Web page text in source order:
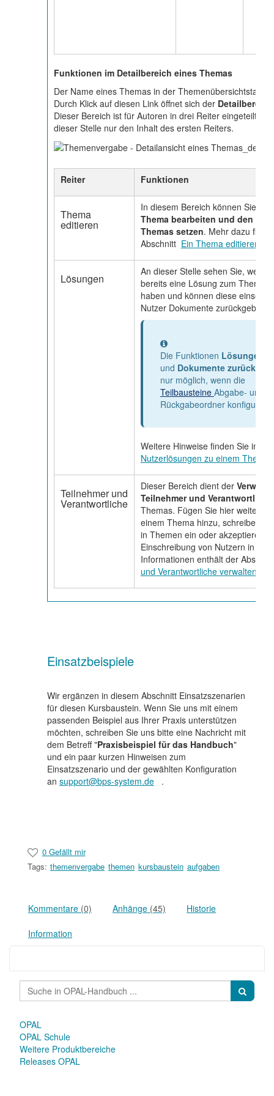
Funktionen im Detailbereich eines Themas
Der Name eines Themas in der
Durch Klick auf diesen Link öffnet sich der
Dieser Bereich ist für Autoren in drei Reiter eingeteilt.
dieser Stelle nur den Inhalt des ersten Reiters.
Reiter Funktionen
Thema
editieren
In diesem Bereich können Sie
Thema bearbeiten und den
Themas setzen. Mehr dazu
Abschnitt Ein Thema editieren
Lösungen
An dieser Stelle sehen Sie,
bereits eine Lösung zum Thema
haben und können diese
Nutzer Dokumente zurückgeben.
Information
Die Funktionen Lösungen
und Dokumente
nur möglich, wenn die
Teilbausteine Abgabe- und
Rückgabeordner konfiguriert
Weitere Hinweise finden Sie im
Nutzerlösungen zu einem Thema
Teilnehmer und
Verantwortliche
Dieser Bereich dient der
Teilnehmer und
Themas. Fügen Sie hier weitere
einem Thema hinzu, schreiben
in Themen ein oder akzeptieren
Einschreibung von Nutzern in ein
Informationen enthält der
und Verantwortliche verwalten
Einsatzbeispiele
Wir ergänzen in diesem Abschnitt Einsatzszenarien
für diesen Kursbaustein. Wenn Sie uns mit einem
passenden Beispiel aus Ihrer Praxis unterstützen
möchten, schreiben Sie uns bitte eine Nachricht mit
dem Betreff "Praxisbeispiel für das Handbuch"
und ein paar kurzen Hinweisen zum
Einsatzszenario und der gewählten Konfiguration
an support@bps-system.de .
0 Gefällt mir
Tags: themenvergabe themen kursbaustein aufgaben
Kommentare (0) Anhänge (45) Historie
Information
OPAL
OPAL Schule
Weitere Produktbereiche
Releases OPAL